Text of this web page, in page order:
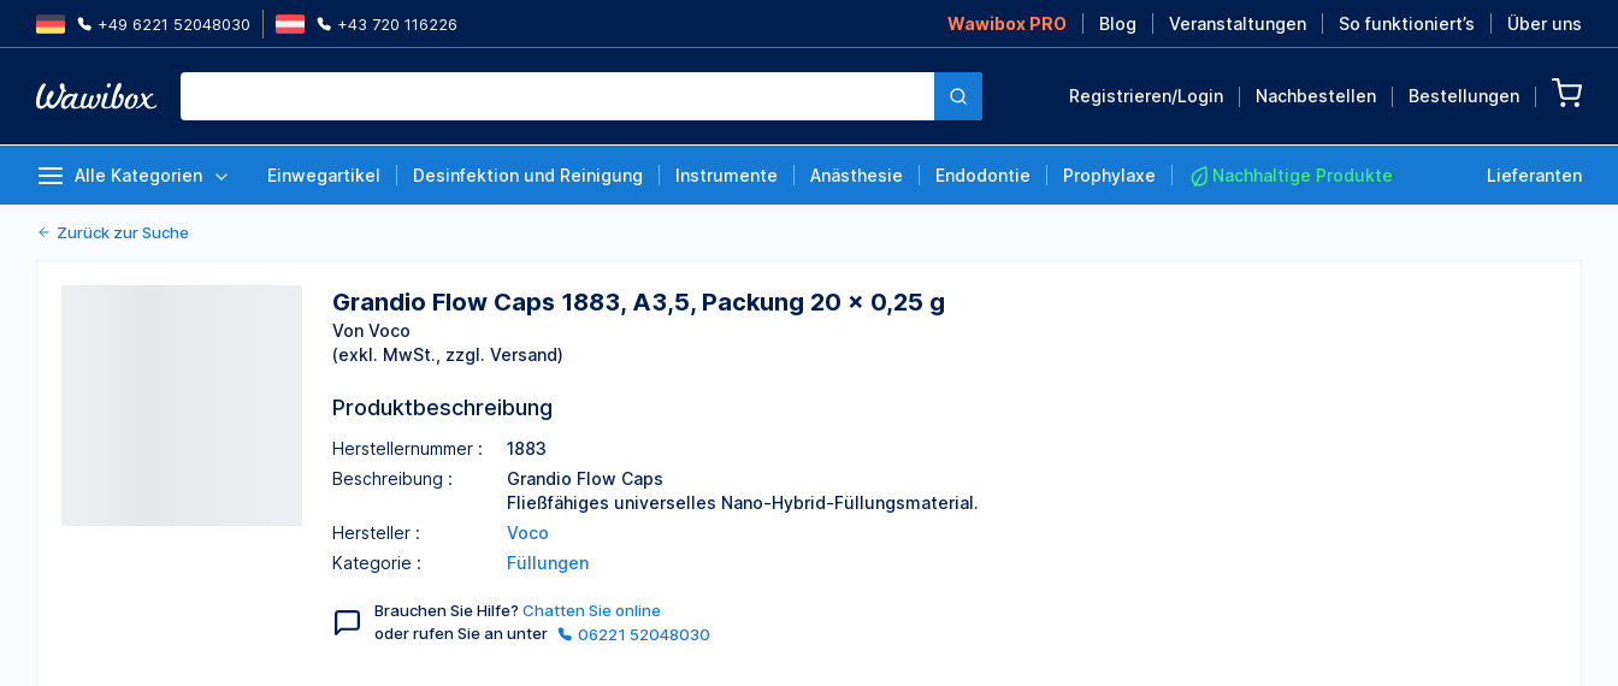
+49 6221 52048030 +43 720 116226 Wawibox PRO Blog Veranstaltungen So funktioniert’s Über uns
Registrieren/Login Nachbestellen Bestellungen
Alle Kategorien Einwegartikel Desinfektion und Reinigung Instrumente Anästhesie Endodontie Prophylaxe Nachhaltige Produkte Lieferanten
Von Voco
Zurück zur Suche
Grandio Flow Caps 1883, A3,5, Packung 20 x 0,25 g
Von Voco
(exkl. MwSt., zzgl. Versand)
Produktbeschreibung
Herstellernummer :
1883
Beschreibung :
Grandio Flow Caps
Fließfähiges universelles Nano-Hybrid-Füllungsmaterial.
Hersteller :
Voco
Kategorie :
Füllungen
Brauchen Sie Hilfe? Chatten Sie online
oder rufen Sie an unter
06221 52048030